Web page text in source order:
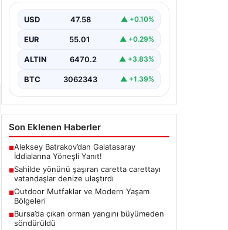
ulaştırdı
USD 47.58 ▲ +0.10%
EUR 55.01 ▲ +0.29%
ALTIN 6470.2 ▲ +3.83%
BTC 3062343 ▲ +1.39%
Son Eklenen Haberler
■Aleksey Batrakov’dan Galatasaray
İddialarına Yöneşli Yanıt!
■Sahilde yönünü şaşıran caretta carettayı
vatandaşlar denize ulaştırdı
■Outdoor Mutfaklar ve Modern Yaşam
Bölgeleri
■Bursa’da çıkan orman yangını büyümeden
söndürüldü